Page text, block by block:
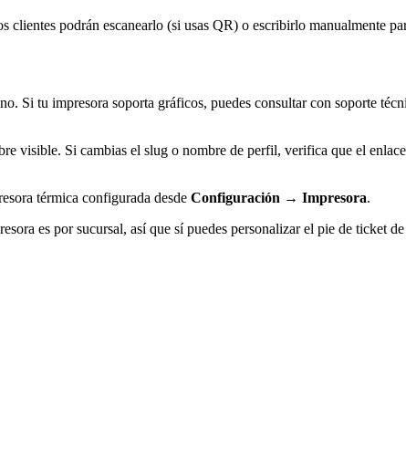
podrán escanearlo (si usas QR) o escribirlo manualmente
Si tu impresora soporta gráficos, puedes consultar con soporte
visible. Si cambias el slug o nombre de perfil, verifica que el
térmica configurada desde Configuración → Impresora.
es por sucursal, así que sí puedes personalizar el pie de ticket